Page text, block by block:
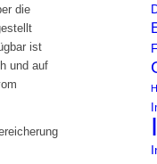
die
ist
und auf